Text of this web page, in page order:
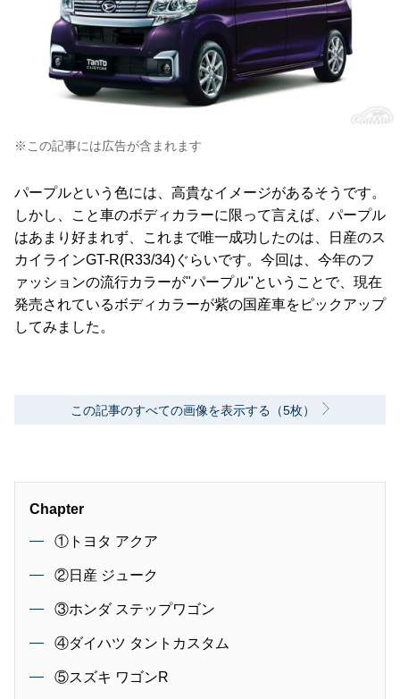
※この記事には広告が含まれます
パープルという色には、高貴なイメージがあるそうです。
しかし、こと車のボディカラーに限って言えば、パープル
はあまり好まれず、これまで唯一成功したのは、日産のス
カイラインGT-R(R33/34)ぐらいです。今回は、今年のフ
ァッションの流行カラーが"パープル"ということで、現在
発売されているボディカラーが紫の国産車をピックアップ
してみました。
この記事のすべての画像を表示する（5枚）
Chapter
①トヨタ アクア
②日産 ジューク
③ホンダ ステップワゴン
④ダイハツ タントカスタム
⑤スズキ ワゴンR